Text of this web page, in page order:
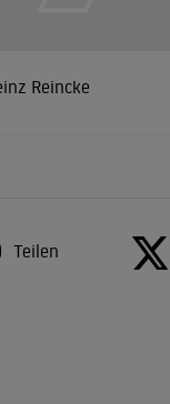
Reincke
Teilen